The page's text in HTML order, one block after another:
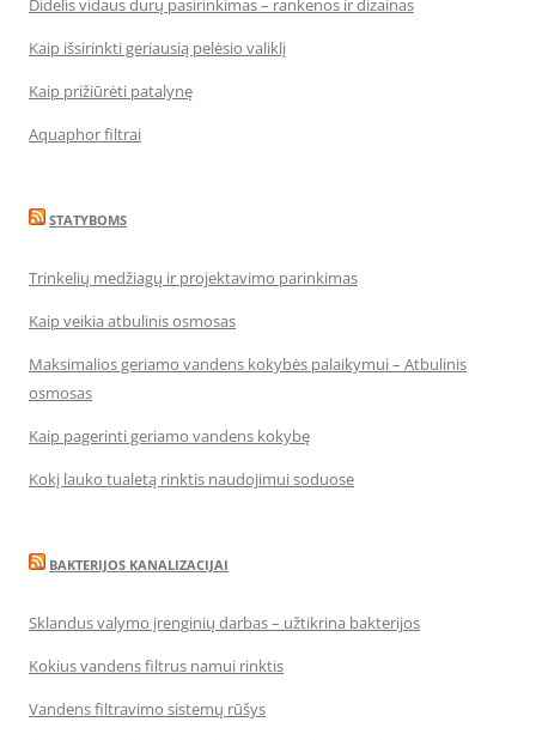
Didelis vidaus durų pasirinkimas – rankenos ir dizainas
Kaip išsirinkti geriausią pelėsio valiklį
Kaip prižiūrėti patalynę
Aquaphor filtrai
STATYBOMS
Trinkelių medžiagų ir projektavimo parinkimas
Kaip veikia atbulinis osmosas
Maksimalios geriamo vandens kokybės palaikymui – Atbulinis
osmosas
Kaip pagerinti geriamo vandens kokybę
Kokį lauko tualetą rinktis naudojimui soduose
BAKTERIJOS KANALIZACIJAI
Sklandus valymo įrenginių darbas – užtikrina bakterijos
Kokius vandens filtrus namui rinktis
Vandens filtravimo sistemų rūšys